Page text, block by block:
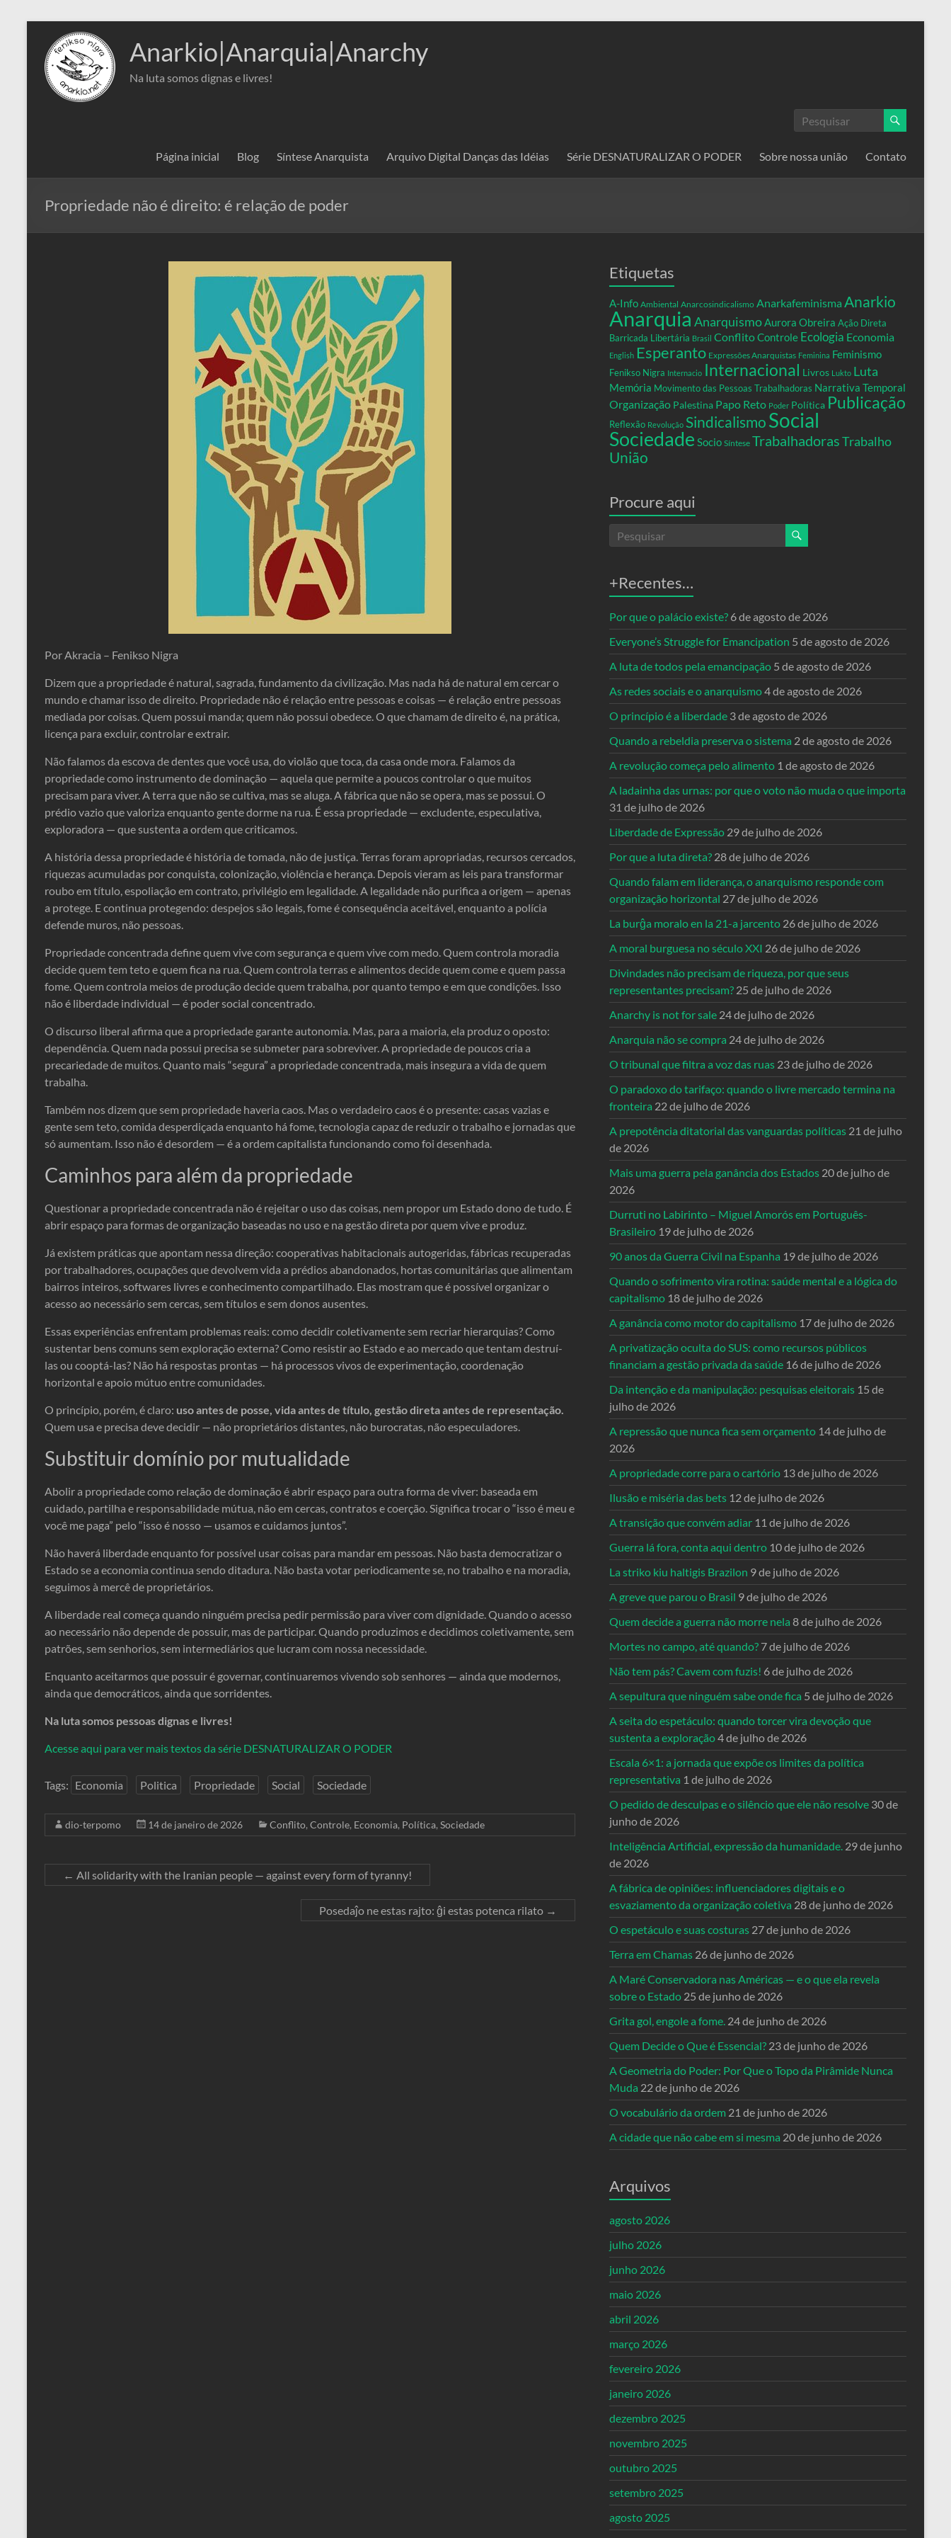
conteúdo
Anarkio|Anarquia|Anarchy
Na luta somos dignas e livres!
Página inicial Blog Síntese Anarquista Arquivo Digital Danças das Idéias Série DESNATURALIZAR O PODER Sobre nossa união Contato
Propriedade não é direito: é relação de poder
Por Akracia – Fenikso Nigra
Dizem que a propriedade é natural, sagrada, fundamento da civilização. Mas nada há de natural em cercar o
mundo e chamar isso de direito. Propriedade não é relação entre pessoas e coisas — é relação entre pessoas
mediada por coisas. Quem possui manda; quem não possui obedece. O que chamam de direito é, na prática,
licença para excluir, controlar e extrair.
Não falamos da escova de dentes que você usa, do violão que toca, da casa onde mora. Falamos da
propriedade como instrumento de dominação — aquela que permite a poucos controlar o que muitos
precisam para viver. A terra que não se cultiva, mas se aluga. A fábrica que não se opera, mas se possui. O
prédio vazio que valoriza enquanto gente dorme na rua. É essa propriedade — excludente, especulativa,
exploradora — que sustenta a ordem que criticamos.
A história dessa propriedade é história de tomada, não de justiça. Terras foram apropriadas, recursos cercados,
riquezas acumuladas por conquista, colonização, violência e herança. Depois vieram as leis para transformar
roubo em título, espoliação em contrato, privilégio em legalidade. A legalidade não purifica a origem — apenas
a protege. E continua protegendo: despejos são legais, fome é consequência aceitável, enquanto a polícia
defende muros, não pessoas.
Propriedade concentrada define quem vive com segurança e quem vive com medo. Quem controla moradia
decide quem tem teto e quem fica na rua. Quem controla terras e alimentos decide quem come e quem passa
fome. Quem controla meios de produção decide quem trabalha, por quanto tempo e em que condições. Isso
não é liberdade individual — é poder social concentrado.
O discurso liberal afirma que a propriedade garante autonomia. Mas, para a maioria, ela produz o oposto:
dependência. Quem nada possui precisa se submeter para sobreviver. A propriedade de poucos cria a
precariedade de muitos. Quanto mais “segura” a propriedade concentrada, mais insegura a vida de quem
trabalha.
Também nos dizem que sem propriedade haveria caos. Mas o verdadeiro caos é o presente: casas vazias e
gente sem teto, comida desperdiçada enquanto há fome, tecnologia capaz de reduzir o trabalho e jornadas que
só aumentam. Isso não é desordem — é a ordem capitalista funcionando como foi desenhada.
Caminhos para além da propriedade
Questionar a propriedade concentrada não é rejeitar o uso das coisas, nem propor um Estado dono de tudo. É
abrir espaço para formas de organização baseadas no uso e na gestão direta por quem vive e produz.
Já existem práticas que apontam nessa direção: cooperativas habitacionais autogeridas, fábricas recuperadas
por trabalhadores, ocupações que devolvem vida a prédios abandonados, hortas comunitárias que alimentam
bairros inteiros, softwares livres e conhecimento compartilhado. Elas mostram que é possível organizar o
acesso ao necessário sem cercas, sem títulos e sem donos ausentes.
Essas experiências enfrentam problemas reais: como decidir coletivamente sem recriar hierarquias? Como
sustentar bens comuns sem exploração externa? Como resistir ao Estado e ao mercado que tentam destruí-
las ou cooptá-las? Não há respostas prontas — há processos vivos de experimentação, coordenação
horizontal e apoio mútuo entre comunidades.
O princípio, porém, é claro: uso antes de posse, vida antes de título, gestão direta antes de representação.
Quem usa e precisa deve decidir — não proprietários distantes, não burocratas, não especuladores.
Substituir domínio por mutualidade
Abolir a propriedade como relação de dominação é abrir espaço para outra forma de viver: baseada em
cuidado, partilha e responsabilidade mútua, não em cercas, contratos e coerção. Significa trocar o “isso é meu e
você me paga” pelo “isso é nosso — usamos e cuidamos juntos”.
Não haverá liberdade enquanto for possível usar coisas para mandar em pessoas. Não basta democratizar o
Estado se a economia continua sendo ditadura. Não basta votar periodicamente se, no trabalho e na moradia,
seguimos à mercê de proprietários.
A liberdade real começa quando ninguém precisa pedir permissão para viver com dignidade. Quando o acesso
ao necessário não depende de possuir, mas de participar. Quando produzimos e decidimos coletivamente, sem
patrões, sem senhorios, sem intermediários que lucram com nossa necessidade.
Enquanto aceitarmos que possuir é governar, continuaremos vivendo sob senhores — ainda que modernos,
ainda que democráticos, ainda que sorridentes.
Na luta somos pessoas dignas e livres!
Acesse aqui para ver mais textos da série DESNATURALIZAR O PODER
Tags: Economia Politica Propriedade Social Sociedade
dio-terpomo 14 de janeiro de 2026 Conflito, Controle, Economia, Política, Sociedade
← All solidarity with the Iranian people — against every form of tyranny!
Posedaĵo ne estas rajto: ĝi estas potenca rilato →
Etiquetas
A-Info Ambiental Anarcosindicalismo Anarkafeminisma Anarkio
Anarquia AnarquismoAurora Obreira Ação Direta
Barricada Libertária Brasil ConflitoControle Ecologia Economia
English Esperanto Expressões Anarquistas Feminina Feminismo
Fenikso Nigra Internacio Internacional Livros Lukto Luta
Memória Movimento das Pessoas Trabalhadoras Narrativa Temporal
Organização Palestina Papo Reto Poder Política Publicação
Reflexão Revolução Sindicalismo Social
Sociedade Socio Síntese TrabalhadorasTrabalho
União
Procure aqui
+Recentes…
Por que o palácio existe? 6 de agosto de 2026
Everyone’s Struggle for Emancipation 5 de agosto de 2026
A luta de todos pela emancipação 5 de agosto de 2026
As redes sociais e o anarquismo4 de agosto de 2026
O princípio é a liberdade 3 de agosto de 2026
Quando a rebeldia preserva o sistema 2 de agosto de 2026
A revolução começa pelo alimento 1 de agosto de 2026
A ladainha das urnas: por que o voto não muda o que importa
31 de julho de 2026
Liberdade de Expressão 29 de julho de 2026
Por que a luta direta? 28 de julho de 2026
Quando falam em liderança, o anarquismo responde com
organização horizontal 27 de julho de 2026
La burĝa moralo en la 21-a jarcento 26 de julho de 2026
A moral burguesa no século XXI 26 de julho de 2026
Divindades não precisam de riqueza, por que seus
representantes precisam? 25 de julho de 2026
Anarchy is not for sale 24 de julho de 2026
Anarquia não se compra 24 de julho de 2026
O tribunal que filtra a voz das ruas 23 de julho de 2026
O paradoxo do tarifaço: quando o livre mercado termina na
fronteira 22 de julho de 2026
A prepotência ditatorial das vanguardas políticas 21 de julho
de 2026
Mais uma guerra pela ganância dos Estados 20 de julho de
2026
Durruti no Labirinto – Miguel Amorós em Português-
Brasileiro 19 de julho de 2026
90 anos da Guerra Civil na Espanha 19 de julho de 2026
Quando o sofrimento vira rotina: saúde mental e a lógica do
capitalismo 18 de julho de 2026
A ganância como motor do capitalismo 17 de julho de 2026
A privatização oculta do SUS: como recursos públicos
financiam a gestão privada da saúde 16 de julho de 2026
Da intenção e da manipulação: pesquisas eleitorais 15 de
julho de 2026
A repressão que nunca fica sem orçamento 14 de julho de
2026
A propriedade corre para o cartório 13 de julho de 2026
Ilusão e miséria das bets 12 de julho de 2026
A transição que convém adiar 11 de julho de 2026
Guerra lá fora, conta aqui dentro 10 de julho de 2026
La striko kiu haltigis Brazilon 9 de julho de 2026
A greve que parou o Brasil 9 de julho de 2026
Quem decide a guerra não morre nela 8 de julho de 2026
Mortes no campo, até quando? 7 de julho de 2026
Não tem pás? Cavem com fuzis! 6 de julho de 2026
A sepultura que ninguém sabe onde fica 5 de julho de 2026
A seita do espetáculo: quando torcer vira devoção que
sustenta a exploração4 de julho de 2026
Escala 6×1: a jornada que expõe os limites da política
representativa 1 de julho de 2026
O pedido de desculpas e o silêncio que ele não resolve 30 de
junho de 2026
Inteligência Artificial, expressão da humanidade. 29 de junho
de 2026
A fábrica de opiniões: influenciadores digitais e o
esvaziamento da organização coletiva 28 de junho de 2026
O espetáculo e suas costuras 27 de junho de 2026
Terra em Chamas 26 de junho de 2026
A Maré Conservadora nas Américas — e o que ela revela
sobre o Estado 25 de junho de 2026
Grita gol, engole a fome. 24 de junho de 2026
Quem Decide o Que é Essencial? 23 de junho de 2026
A Geometria do Poder: Por Que o Topo da Pirâmide Nunca
Muda 22 de junho de 2026
O vocabulário da ordem 21 de junho de 2026
A cidade que não cabe em si mesma 20 de junho de 2026
Arquivos
agosto 2026
julho 2026
junho 2026
maio 2026
abril 2026
março 2026
fevereiro 2026
janeiro 2026
dezembro 2025
novembro 2025
outubro 2025
setembro 2025
agosto 2025